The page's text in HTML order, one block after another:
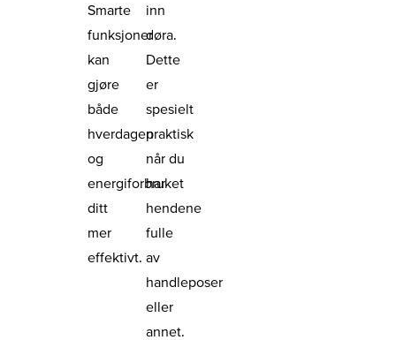
Smarte
funksjoner
kan
gjøre
både
hverdagen
og
energiforbruket
ditt
mer
effektivt.
inn
døra.
Dette
er
spesielt
praktisk
når du
har
hendene
fulle
av
handleposer
eller
annet.